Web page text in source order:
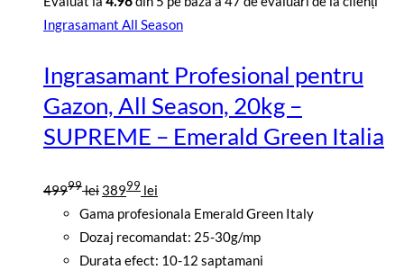
Ingrasamant All Season
Ingrasamant Profesional pentru
Gazon, All Season, 20kg –
SUPREME – Emerald Green Italia
49999 lei Prețul
inițial
a
fost:
38999 lei
curent
este:
38999
Gama profesionala Emerald Green Italy
Dozaj recomandat: 25-30g/mp
Durata efect: 10-12 saptamani